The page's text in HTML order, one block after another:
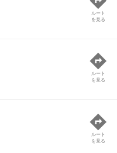
ルート
を見る
ルート
を見る
ルート
を見る